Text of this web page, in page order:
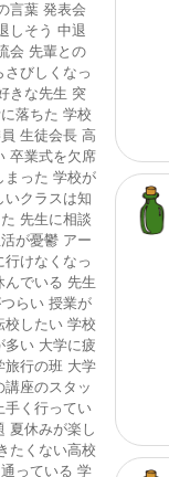
言葉 発表会
しそう 中退
会 先輩との
さびしくなっ
きな先生 突
落ちた 学校
生徒会長 高
卒業式を欠席
まった 学校が
いクラスは知
先生に相談
が憂鬱 アー
行けなくなっ
んでいる 先生
らい 授業が
校したい 学校
多い 大学に疲
旅行の班 大学
講座のスタッ
手く行ってい
夏休みが楽し
たくない高校
っている 学